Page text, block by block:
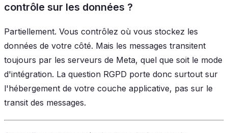
contrôle sur les données ?
Partiellement. Vous contrôlez où vous stockez les
données de votre côté. Mais les messages transitent
toujours par les serveurs de Meta, quel que soit le mode
d'intégration. La question RGPD porte donc surtout sur
l'hébergement de votre couche applicative, pas sur le
transit des messages.